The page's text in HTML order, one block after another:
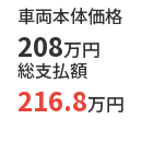
車両本体価格
208万円
総支払額
216.8万円